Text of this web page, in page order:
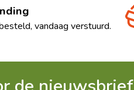
vandaag verstuurd.